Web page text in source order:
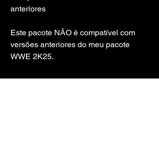
anteriores
Este pacote NÃO é compatível com
versões anteriores do meu pacote
WWE 2K25.